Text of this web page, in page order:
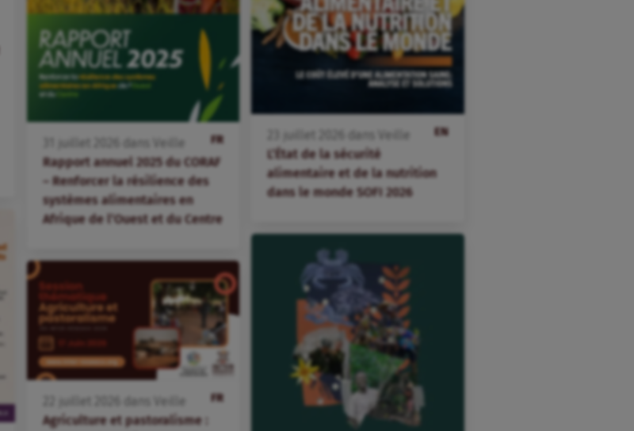
FR
juillet dans
Veille
Rapport annuel 2025 du CORAF
– Renforcer la résilience des
systèmes alimentaires en
Afrique de l’Ouest et du Centre
EN
juillet dans
Veille
L’État de la sécurité
alimentaire et de la nutrition
dans le monde SOFI 2026
FR
juillet dans
Veille
Agriculture et pastoralisme :